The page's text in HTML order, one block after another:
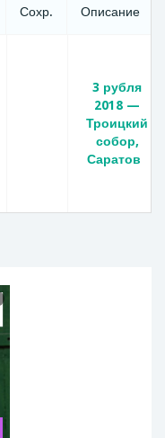
Сохр. Описание
3 рубля
2018 —
Троицкий
собор,
Саратов